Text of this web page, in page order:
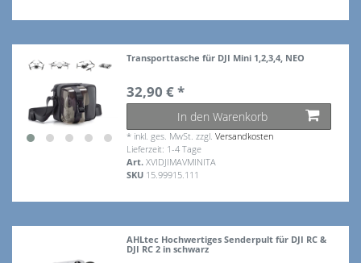
Transporttasche für DJI Mini 1,2,3,4, NEO
32,90 € *
In den Warenkorb
* inkl. ges. MwSt. zzgl.Versandkosten
Lieferzeit: 1-4 Tage
Art.XVIDJIMAVMINITA
SKU 15.99915.111
AHLtec Hochwertiges Senderpult für DJI RC &
DJI RC 2 in schwarz